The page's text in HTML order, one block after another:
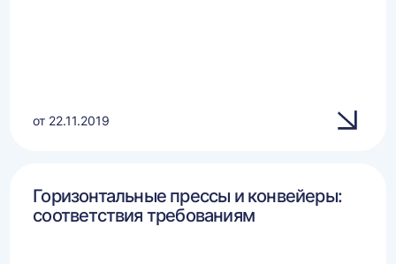
от 22.11.2019
Горизонтальные прессы и конвейеры:
соответствия требованиям